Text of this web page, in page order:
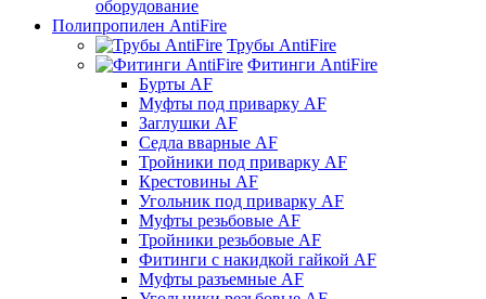
оборудование
Полипропилен AntiFire
Трубы AntiFire
Фитинги AntiFire
Бурты AF
Муфты под приварку AF
Заглушки AF
Седла вварные AF
Тройники под приварку AF
Крестовины AF
Угольник под приварку AF
Муфты резьбовые AF
Тройники резьбовые AF
Фитинги с накидкой гайкой AF
Муфты разъемные AF